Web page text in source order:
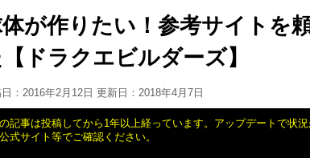
が作りたい！参考サイトを
ドラクエビルダーズ】
：2016年2月12日 更新日： 2018年4月7日
記事は投稿してから1年以上経っています。アップデートで状
式サイト等でご確認ください。